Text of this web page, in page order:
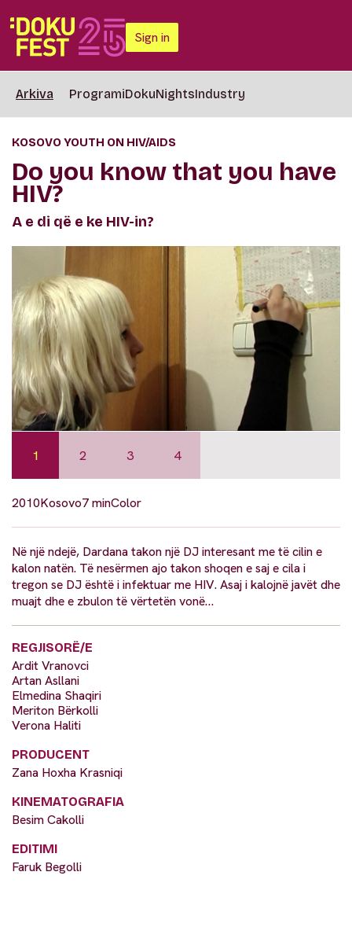
Sign in
Arkiva ProgramiDokuNightsIndustry
KOSOVO YOUTH ON HIV/AIDS
Do you know that you have
HIV?
A e di që e ke HIV-in?
1 2 3 4
2010Kosovo7 minColor
Në një ndejë, Dardana takon një DJ interesant me të cilin e
kalon natën. Të nesërmen ajo takon shoqen e saj e cila i
tregon se DJ është i infektuar me HIV. Asaj i kalojnë javët dhe
muajt dhe e zbulon të vërtetën vonë…
REGJISORË/E
Ardit Vranovci
Artan Asllani
Elmedina Shaqiri
Meriton Bërkolli
Verona Haliti
PRODUCENT
Zana Hoxha Krasniqi
KINEMATOGRAFIA
Besim Cakolli
EDITIMI
Faruk Begolli